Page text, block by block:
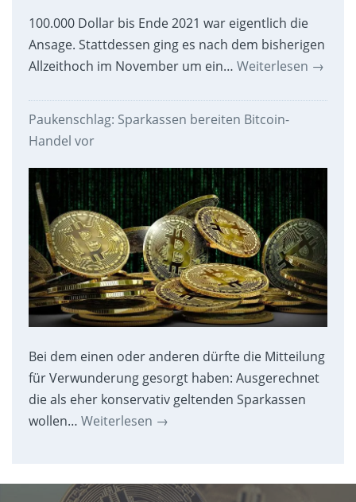
100.000 Dollar bis Ende 2021 war eigentlich die
Ansage. Stattdessen ging es nach dem bisherigen
Allzeithoch im November um ein… Weiterlesen →
Paukenschlag: Sparkassen bereiten Bitcoin-
Handel vor
Bei dem einen oder anderen dürfte die Mitteilung
für Verwunderung gesorgt haben: Ausgerechnet
die als eher konservativ geltenden Sparkassen
wollen… Weiterlesen →